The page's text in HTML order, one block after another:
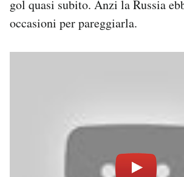
gol quasi subito. Anzi la Russia
occasioni per pareggiarla.